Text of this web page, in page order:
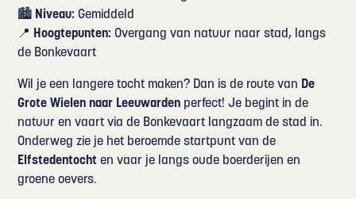
🏙️ Niveau: Gemiddeld
📍 Hoogtepunten: Overgang van natuur naar stad, langs
de Bonkevaart
Wil je een langere tocht maken? Dan is de route van De
Grote Wielen naar Leeuwarden perfect! Je begint in de
natuur en vaart via de Bonkevaart langzaam de stad in.
Onderweg zie je het beroemde startpunt van de
Elfstedentocht en vaar je langs oude boerderijen en
groene oevers.